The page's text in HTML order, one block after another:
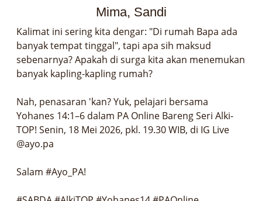
Mima, Sandi
Kalimat ini sering kita dengar: "Di rumah Bapa ada
banyak tempat tinggal", tapi apa sih maksud
sebenarnya? Apakah di surga kita akan menemukan
banyak kapling-kapling rumah?
Nah, penasaran 'kan? Yuk, pelajari bersama
Yohanes 14:1–6 dalam PA Online Bareng Seri Alki-
TOP! Senin, 18 Mei 2026, pkl. 19.30 WIB, di IG Live
@ayo.pa
Salam #Ayo_PA!